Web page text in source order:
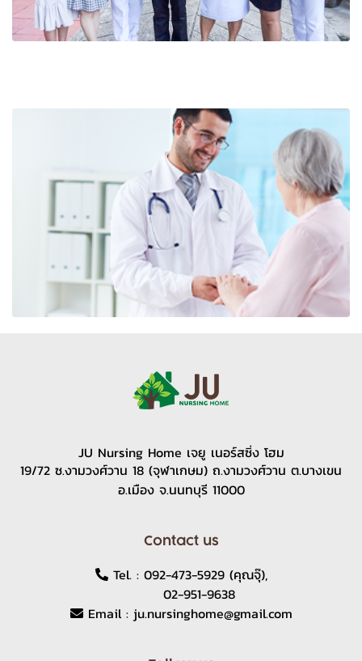
JU Nursing Home เจยู เนอร์สซิ่ง โฮม
19/72 ซ.งามวงศ์วาน 18 (จุฬาเกษม) ถ.งามวงศ์วาน ต.บางเขน
อ.เมือง จ.นนทบุรี 11000
Contact us
Tel. : 092-473-5929(คุณจุ๊),
02-951-9638
Email : ju.nursinghome@gmail.com